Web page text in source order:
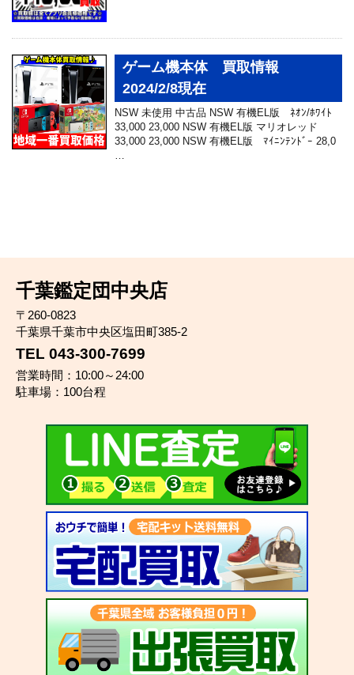
ゲーム機本体 買取情報
2024/2/8現在
NSW 未使用 中古品 NSW 有機EL版 ﾈｵﾝ/ﾎﾜｲﾄ
33,000 23,000 NSW 有機EL版 マリオレッド
33,000 23,000 NSW 有機EL版 ﾏｲﾆﾝﾃﾝﾄﾞｰ 28,0
千葉鑑定団中央店
〒260-0823
千葉県千葉市中央区塩田町385-2
TEL 043-300-7699
営業時間：10:00～24:00
駐車場：100台程